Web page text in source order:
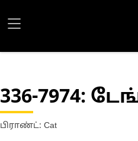
336-7974:
பிராண்ட்: Cat